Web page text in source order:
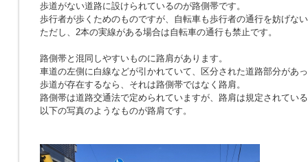
歩道がない道路に設けられているのが路側帯です。
歩行者が歩くためのものですが、自転車も歩行者の通行を妨げな
ただし、2本の実線がある場合は自転車の通行も禁止です。
路側帯と混同しやすいものに路肩があります。
車道の左側に白線などが引かれていて、区分された道路部分があ
歩道が存在するなら、それは路側帯ではなく路肩。
路側帯は道路交通法で定められていますが、路肩は規定されてい
以下の写真のようなものが路肩です。